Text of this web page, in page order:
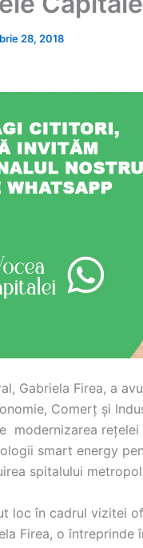
28, 2018
Gabriela Firea, a
Comerț și
modernizarea
smart energy
spitalului
loc în cadrul vizitei
Firea, o